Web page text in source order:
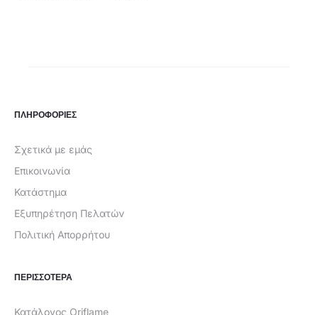
ΠΛΗΡΟΦΟΡΙΕΣ
Σχετικά με εμάς
Επικοινωνία
Κατάστημα
Εξυπηρέτηση Πελατών
Πολιτική Απορρήτου
ΠΕΡΙΣΣΟΤΕΡΑ
Κατάλογος Oriflame